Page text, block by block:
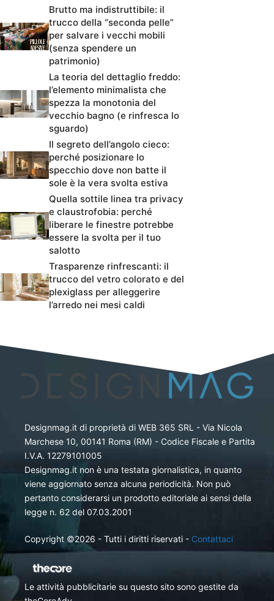
Brutto ma indistruttibile: il
trucco della “seconda pelle”
per salvare i vecchi mobili
(senza spendere un
patrimonio)
La teoria del dettaglio freddo:
l’elemento minimalista che
spezza la monotonia del
vecchio bagno (e rinfresca lo
sguardo)
Il segreto dell’angolo cieco:
perché posizionare lo
specchio dove non batte il
sole è la vera svolta estiva
Quella sottile linea tra privacy
e claustrofobia: perché
liberare le finestre potrebbe
essere la svolta per il tuo
salotto
Trasparenze rinfrescanti: il
trucco del vetro colorato e del
plexiglass per alleggerire
l’arredo nei mesi caldi
Designmag.it di proprietà di WEB 365 SRL - Via Nicola
Marchese 10, 00141 Roma (RM) - Codice Fiscale e Partita
I.V.A. 12279101005
Designmag.it non è una testata giornalistica, in quanto
viene aggiornato senza alcuna periodicità. Non può
pertanto considerarsi un prodotto editoriale ai sensi della
legge n. 62 del 07.03.2001
Copyright ©2026 - Tutti i diritti riservati - Contattaci
Le attività pubblicitarie su questo sito sono gestite da